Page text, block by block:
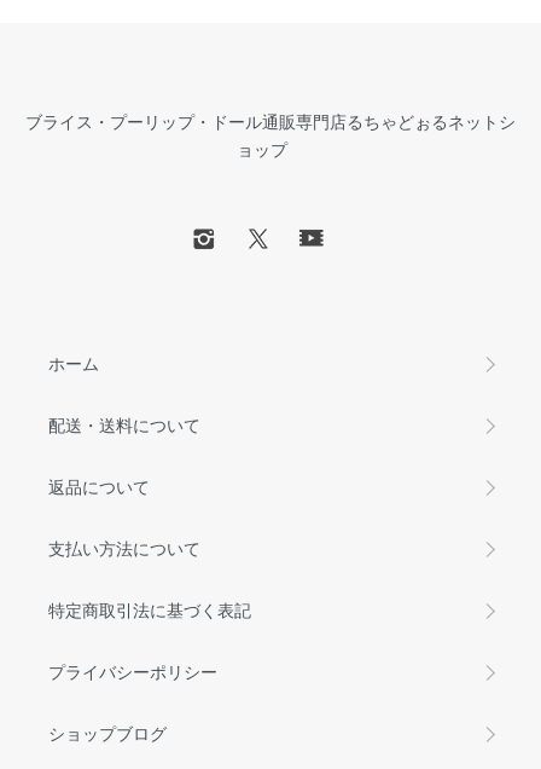
ブライス・プーリップ・ドール通販専門店るちゃどぉるネットシ
ョップ
ホーム
配送・送料について
返品について
支払い方法について
特定商取引法に基づく表記
プライバシーポリシー
ショップブログ